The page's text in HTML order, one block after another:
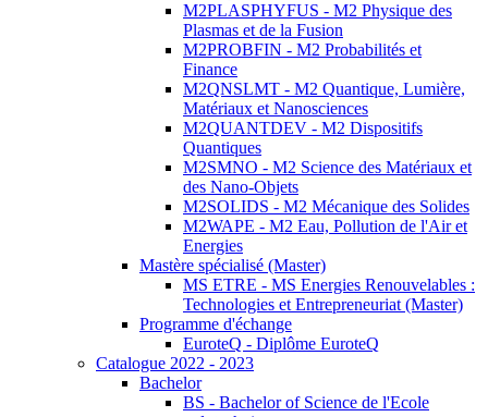
M2PLASPHYFUS - M2 Physique des
Plasmas et de la Fusion
M2PROBFIN - M2 Probabilités et
Finance
M2QNSLMT - M2 Quantique, Lumière,
Matériaux et Nanosciences
M2QUANTDEV - M2 Dispositifs
Quantiques
M2SMNO - M2 Science des Matériaux et
des Nano-Objets
M2SOLIDS - M2 Mécanique des Solides
M2WAPE - M2 Eau, Pollution de l'Air et
Energies
Mastère spécialisé (Master)
MS ETRE - MS Energies Renouvelables :
Technologies et Entrepreneuriat (Master)
Programme d'échange
EuroteQ - Diplôme EuroteQ
Catalogue 2022 - 2023
Bachelor
BS - Bachelor of Science de l'Ecole